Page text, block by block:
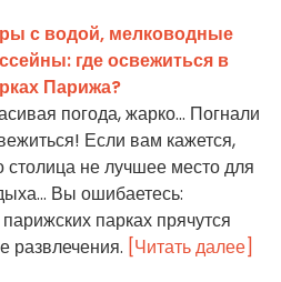
с водой, мелководные
где освежиться в
Парижа?
погода, жарко... Погнали
Если вам кажется,
столица не лучшее место для
Вы ошибаетесь:
парках прячутся
развлечения. [Читать далее]